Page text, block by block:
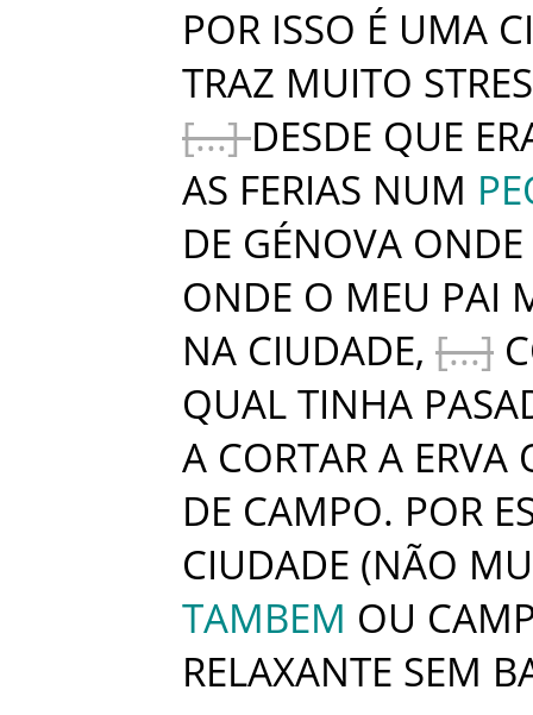
POR ISSO É UMA
TRAZ MUITO
DESDE QUE
AS FERIAS NUM
DE GÉNOVA ONDE
ONDE O MEU PAI
NA CIUDADE,
QUAL TINHA
A CORTAR A ERVA
DE CAMPO. POR
CIUDADE (NÃO
TAMBEM OU
RELAXANTE SEM